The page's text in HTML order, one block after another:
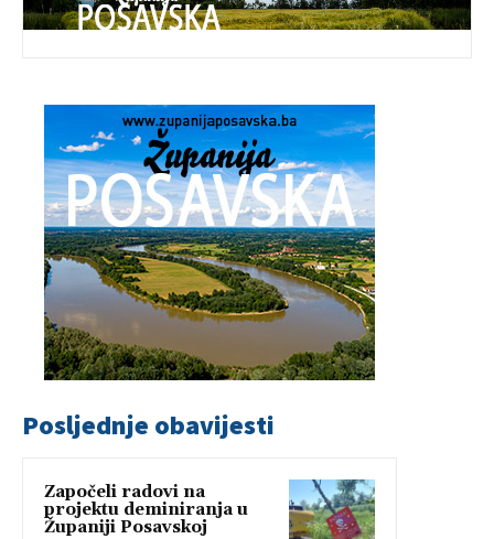
Posljednje obavijesti
Započeli radovi na
projektu deminiranja u
Županiji Posavskoj